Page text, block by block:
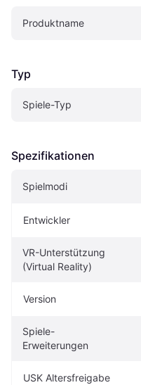
Produktname
Typ
Spiele-Typ
Spezifikationen
Spielmodi
Entwickler
VR-Unterstützung
(Virtual Reality)
Version
Spiele-
Erweiterungen
USK Altersfreigabe